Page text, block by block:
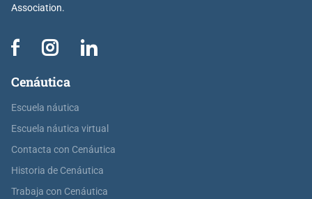
Association.
Cenáutica
Escuela náutica
Escuela náutica virtual
Contacta con Cenáutica
Historia de Cenáutica
Trabaja con Cenáutica